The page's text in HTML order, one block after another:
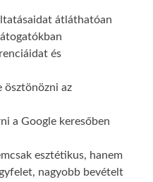
átláthatóan
és
ösztönözni az
a Google keresőben
esztétikus, hanem
nagyobb bevételt